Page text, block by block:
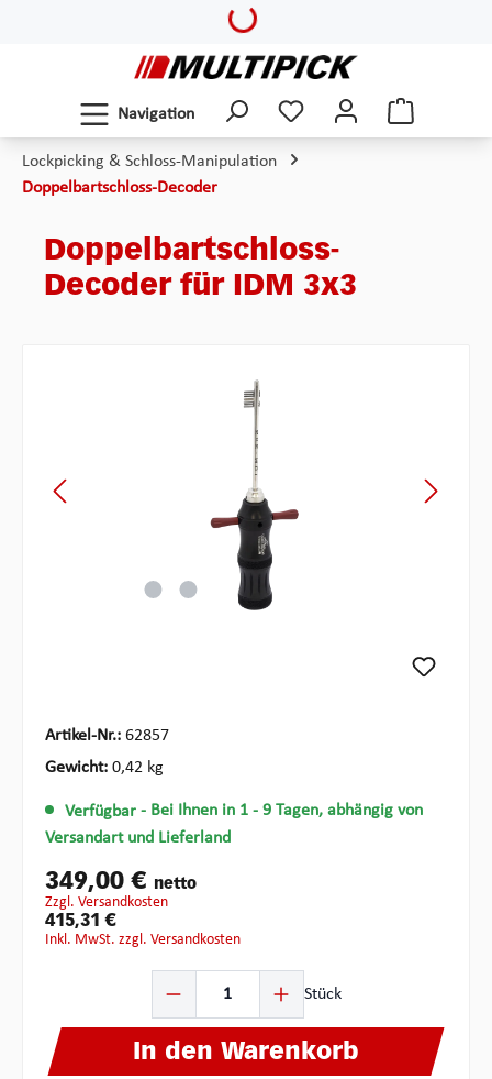
Loading...
Navigation
Lockpicking & Schloss-Manipulation
Doppelbartschloss-Decoder
Doppelbartschloss-
Decoder für IDM 3x3
Artikel-Nr.: 62857
Gewicht: 0,42 kg
Verfügbar - Bei Ihnen in 1 - 9 Tagen, abhängig von
Versandart und Lieferland
349,00 € netto
zzgl. Versandkosten
415,31 €
inkl. MwSt. zzgl. Versandkosten
Stück
In den Warenkorb